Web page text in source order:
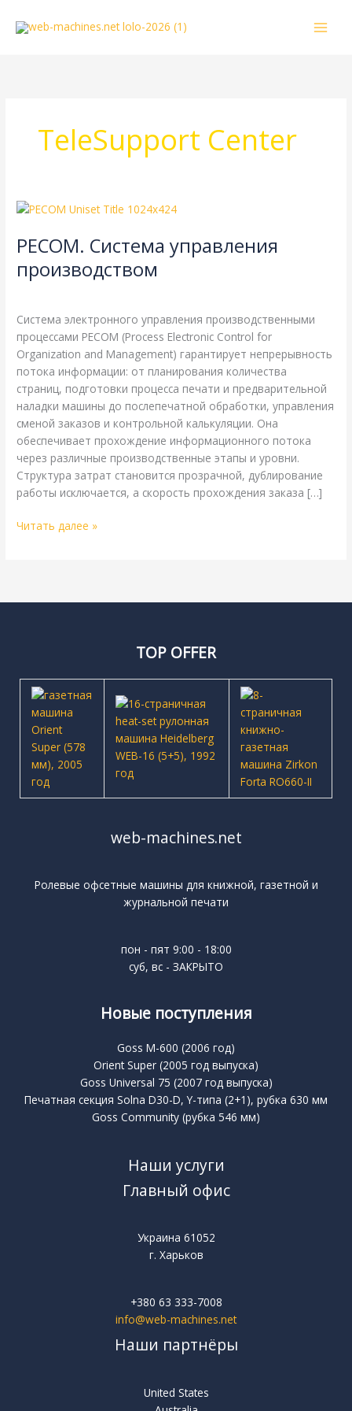
TeleSupport Center
PECOM. Система управления
производством
Система электронного управления производственными
процессами PECOM (Process Electronic Control for
Organization and Management) гарантирует непрерывность
потока информации: от планирования количества
страниц, подготовки процесса печати и предварительной
наладки машины до послепечатной обработки, управления
сменой заказов и контрольной калькуляции. Она
обеспечивает прохождение информационного потока
через различные производственные этапы и уровни.
Структура затрат становится прозрачной, дублирование
работы исключается, а скорость прохождения заказа […]
PECOM.
управления
Читать далее »
TOP OFFER
web-machines.net
Ролевые офсетные машины для книжной, газетной и
журнальной печати
пон - пят 9:00 - 18:00
суб, вс - ЗАКРЫТО
Новые поступления
Goss M-600 (2006 год)
Orient Super (2005 год выпуска)
Goss Universal 75 (2007 год выпуска)
Печатная секция Solna D30-D, Y-типа (2+1), рубка 630 мм
Goss Community (рубка 546 мм)
Наши услуги
Главный офис
Украина 61052
г. Харьков
+380 63 333-7008
info@web-machines.net
Наши партнёры
United States